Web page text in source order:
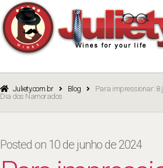
navigation
content
Juliety.com.br Blog
Para impressionar: 8
Dia dos Namorados
Posted on 10 de junho de 2024